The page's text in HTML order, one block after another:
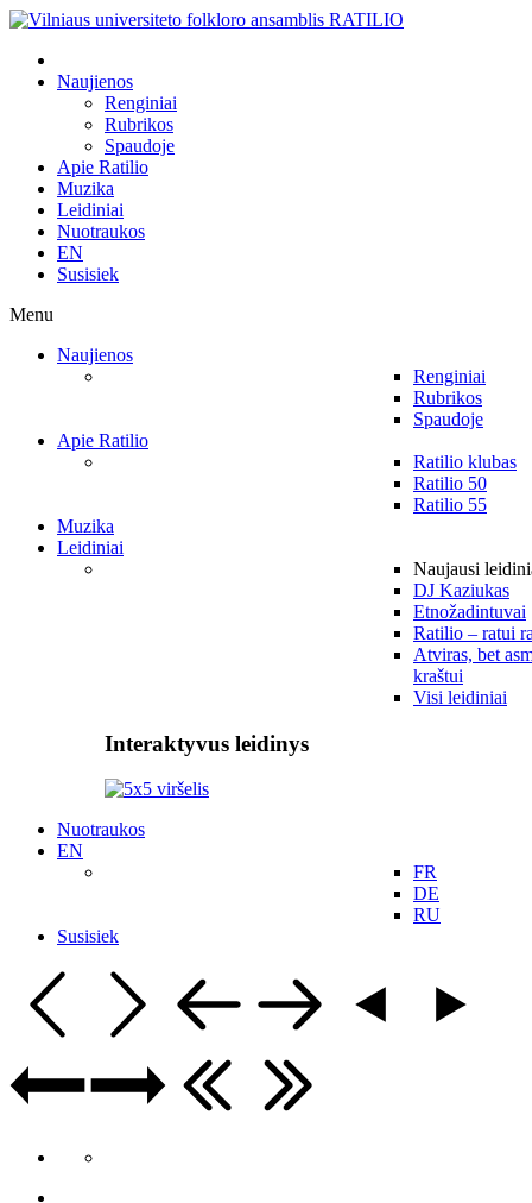
Naujienos
Renginiai
Rubrikos
Spaudoje
Apie Ratilio
Muzika
Leidiniai
Nuotraukos
EN
Susisiek
Menu
Naujienos
Renginiai
Rubrikos
Spaudoje
Apie Ratilio
Ratilio klubas
Ratilio 50
Ratilio 55
Muzika
Leidiniai
Naujausi
DJ Kaziukas
Etnožadintuvai
Ratilio – ratui
Atviras, bet
kraštui
Visi leidiniai
Interaktyvus leidinys
Nuotraukos
EN
FR
DE
RU
Susisiek